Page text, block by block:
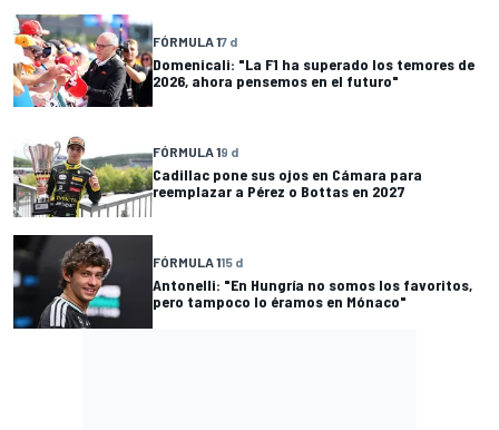
FÓRMULA 17 d
Domenicali: "La F1 ha superado los temores de
2026, ahora pensemos en el futuro"
FÓRMULA 19 d
Cadillac pone sus ojos en Cámara para
reemplazar a Pérez o Bottas en 2027
FÓRMULA 115 d
Antonelli: "En Hungría no somos los favoritos,
pero tampoco lo éramos en Mónaco"